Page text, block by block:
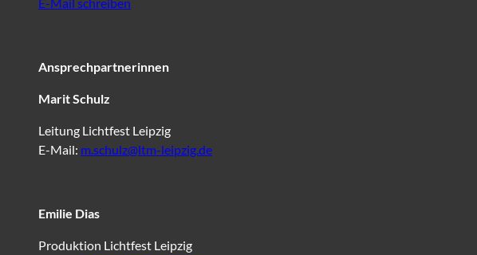
Ansprechpartnerinnen
Marit Schulz
Leitung Lichtfest Leipzig
E-Mail: m.schulz@ltm-leipzig.de
Emilie Dias
Produktion Lichtfest Leipzig